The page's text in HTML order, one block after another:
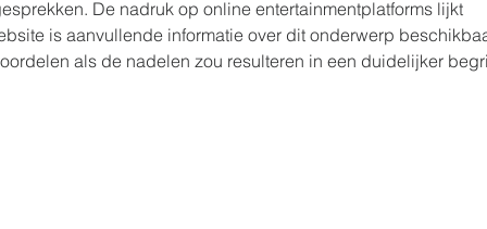
De nadruk op online entertainmentplatforms lijkt
is aanvullende informatie over dit onderwerp
als de nadelen zou resulteren in een duidelijker